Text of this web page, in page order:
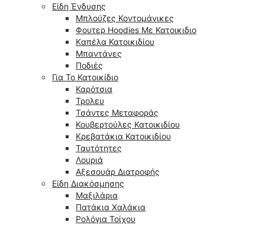
Είδη Ένδυσης
Μπλούζες Κοντομάνικες
Φουτερ Hoodies Με Κατοικιδιο
Kαπέλα Κατοικιδίου
Μπαντάνες
Ποδιές
Για Το Κατοικίδιο
Καρότσια
Τρολευ
Τσάντες Μεταφοράς
Κουβερτούλες Κατοικιδίου
Κρεβατάκια Κατοικιδίου
Ταυτότητες
Λουριά
Αξεσουάρ Διατροφής
Είδη Διακόσμησης
Μαξιλάρια
Πατάκια Χαλάκια
Ρολόγια Τοίχου